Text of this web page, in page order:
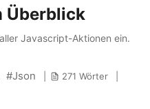
Überblick
Javascript-Aktionen ein.
Json
271 Wörter